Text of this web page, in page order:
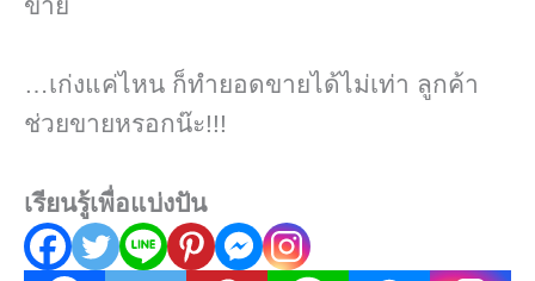
…เก่งแค่ไหน ก็ทำยอดขายได้ไม่เท่า ลูกค้า
ช่วยขายหรอกน๊ะ!!!
เรียนรู้เพื่อแบ่งปัน